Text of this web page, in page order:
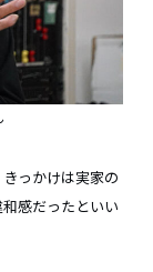
っかけは実家の
感だったといい